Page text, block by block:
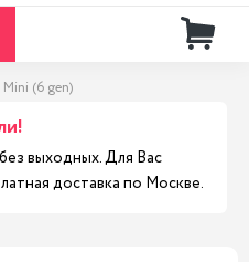
Mini (6 gen)
выходных. Для Вас
доставка по Москве.